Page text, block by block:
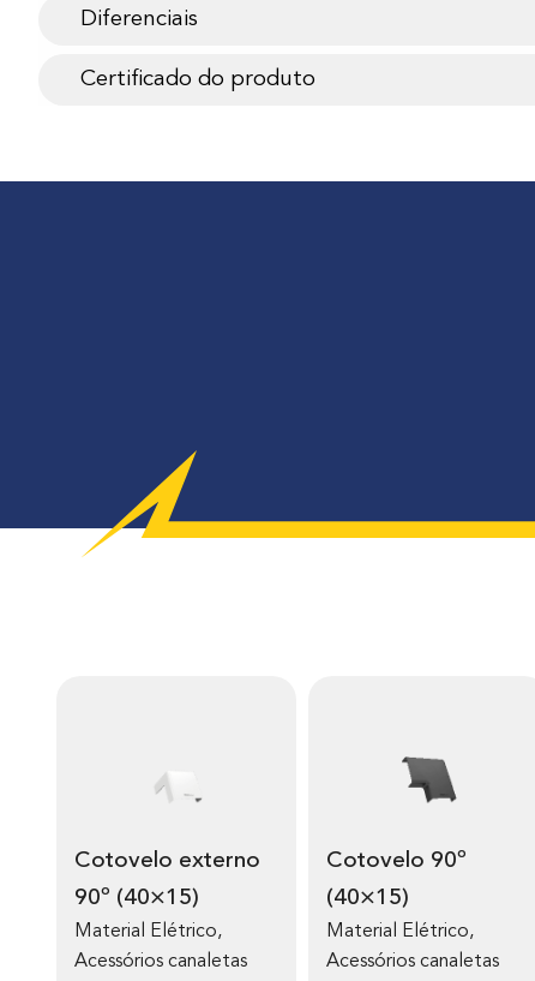
Diferenciais
Certificado do produto
Cotovelo externo
90º (40×15)
Material Elétrico,
Acessórios canaletas
Cotovelo 90º
(40×15)
Material Elétrico,
Acessórios canaletas